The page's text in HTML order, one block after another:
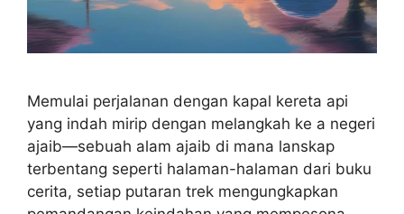
Memulai perjalanan dengan kapal kereta api
yang indah mirip dengan melangkah ke a negeri
ajaib—sebuah alam ajaib di mana lanskap
terbentang seperti halaman-halaman dari buku
cerita, setiap putaran trek mengungkapkan